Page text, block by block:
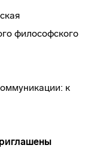
философского
к